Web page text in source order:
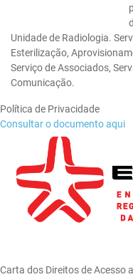
Unidade de Radiologia.
Esterilização,
Serviço de Associados,
Comunicação.
Política de Privacidade
Consultar o documento aqui
Carta dos Direitos de Acesso